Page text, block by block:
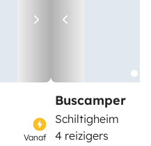
Vanaf
Buscamper
Schiltigheim
4 reizigers